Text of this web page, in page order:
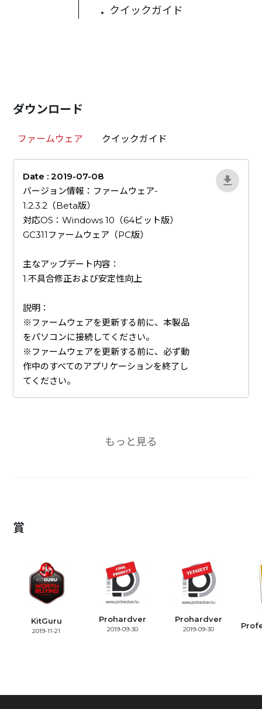
クイックガイド
ダウンロード
ファームウェア クイックガイド
Date : 2019-07-08
バージョン情報：ファームウェア-
1.2.3.2（Beta版）
対応OS：Windows 10（64ビット版）
GC311ファームウェア（PC版）
主なアップデート内容：
1.不具合修正および安定性向上
説明：
※ファームウェアを更新する前に、本製品
をパソコンに接続してください。
※ファームウェアを更新する前に、必ず動
作中のすべてのアプリケーションを終了し
てください。
もっと見る
賞
KitGuru
2019-11-21
Prohardver
2019-09-30
Prohardver
2019-09-30